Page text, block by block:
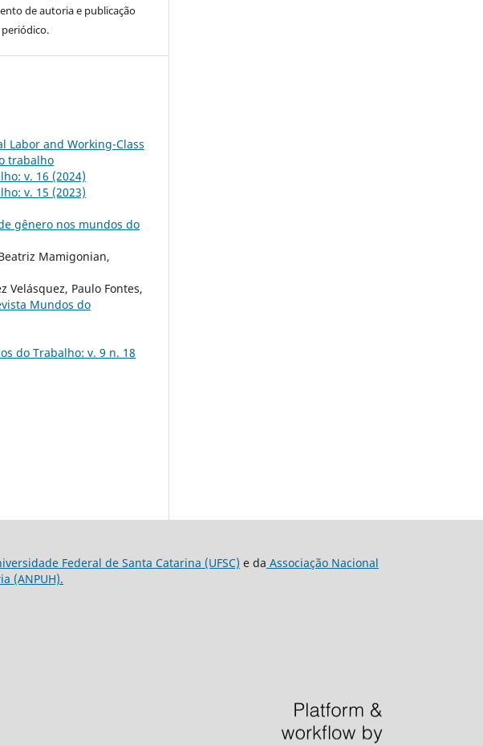
de autoria e publicação
Labor and Working-Class
trabalho
v. 16 (2024)
v. 15 (2023)
gênero nos mundos do
Mamigonian,
Velásquez, Paulo Fontes,
Mundos do
do Trabalho: v. 9 n. 18
Federal de Santa Catarina (UFSC) e da Associação Nacional
(ANPUH).